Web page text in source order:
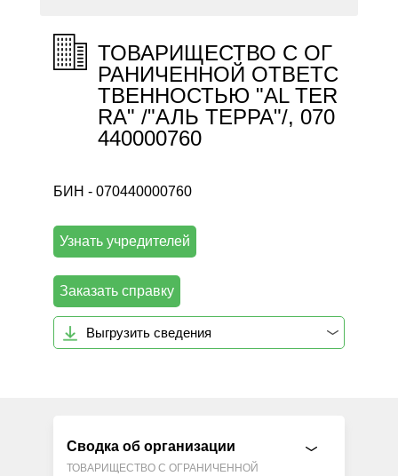
ТОВАРИЩЕСТВО С ОГ
РАНИЧЕННОЙ ОТВЕТС
ТВЕННОСТЬЮ "AL TER
RA" /"АЛЬ ТЕРРА"/, 070
440000760
БИН - 070440000760
Узнать учредителей
Заказать справку
Выгрузить сведения
Сводка об организации
ТОВАРИЩЕСТВО С ОГРАНИЧЕННОЙ